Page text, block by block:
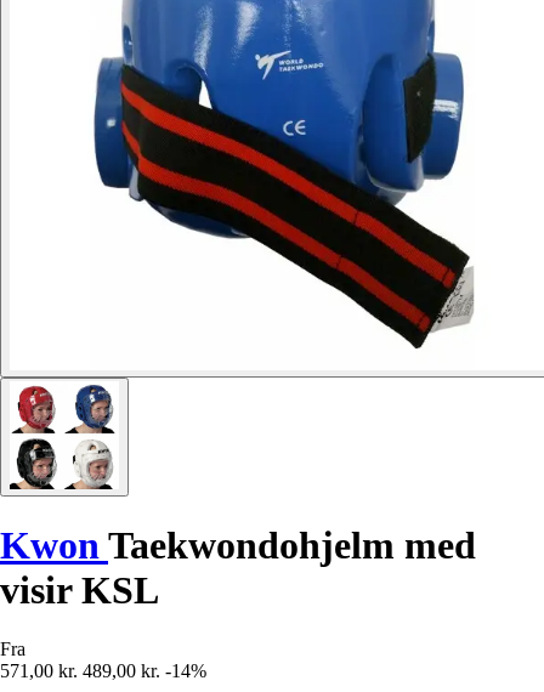
Kwon Taekwondohjelm med
visir KSL
Fra
571,00 kr. 489,00 kr. -14%